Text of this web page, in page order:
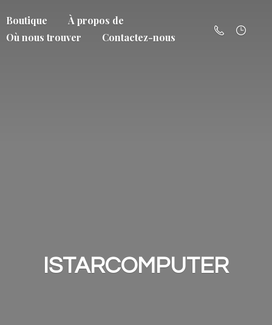
Boutique
À propos de
Où nous trouver
Contactez-nous
ISTARCOMPUTER